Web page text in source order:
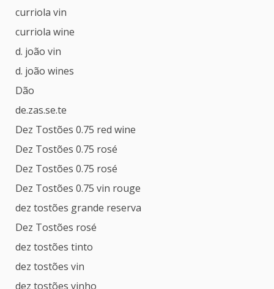
curriola vin
curriola wine
d. joão vin
d. joão wines
Dão
de.zas.se.te
Dez Tostões 0.75 red wine
Dez Tostões 0.75 rosé
Dez Tostões 0.75 rosé
Dez Tostões 0.75 vin rouge
dez tostões grande reserva
Dez Tostões rosé
dez tostões tinto
dez tostões vin
dez tostões vinho